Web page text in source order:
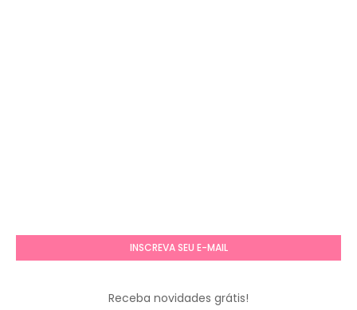
INSCREVA SEU E-MAIL
Receba novidades grátis!